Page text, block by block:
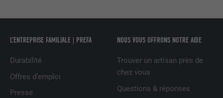
L’ENTREPRISE FAMILIALE | PREFA
Durabilité
Offres d’emploi
Presse
NOUS VOUS OFFRONS NOTRE AIDE
Trouver un artisan près de
chez vous
Questions & réponses
NOM fr
FOURNISSEUR